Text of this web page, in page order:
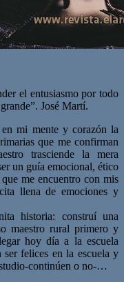
el entusiasmo por todo
José Martí.
mi mente y corazón la
que me confirman
trasciende la mera
un guía emocional, ético
me encuentro con mis
llena de emociones y
historia: construí una
maestro rural primero y
hoy día a la escuela
felices en la escuela y
continúen o no-…